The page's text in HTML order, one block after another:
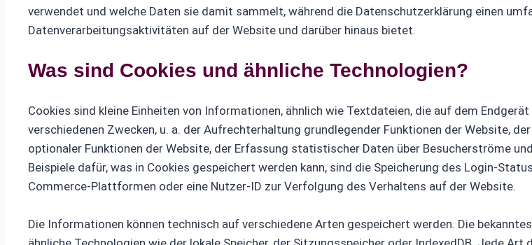
verwendet und welche Daten sie damit sammelt, während die Datenschutzerklärung einen
Datenverarbeitungsaktivitäten auf der Website und darüber hinaus bietet.
Was sind Cookies und ähnliche Technologien?
Cookies sind kleine Einheiten von Informationen, ähnlich wie Textdateien, die auf dem
verschiedenen Zwecken, u. a. der Aufrechterhaltung grundlegender Funktionen der Website,
optionaler Funktionen der Website, der Erfassung statistischer Daten über Besucherströme
Beispiele dafür, was in Cookies gespeichert werden kann, sind die Speicherung des Login-
Commerce-Plattformen oder eine Nutzer-ID zur Verfolgung des Verhaltens auf der Website.
Die Informationen können technisch auf verschiedene Arten gespeichert werden. Die